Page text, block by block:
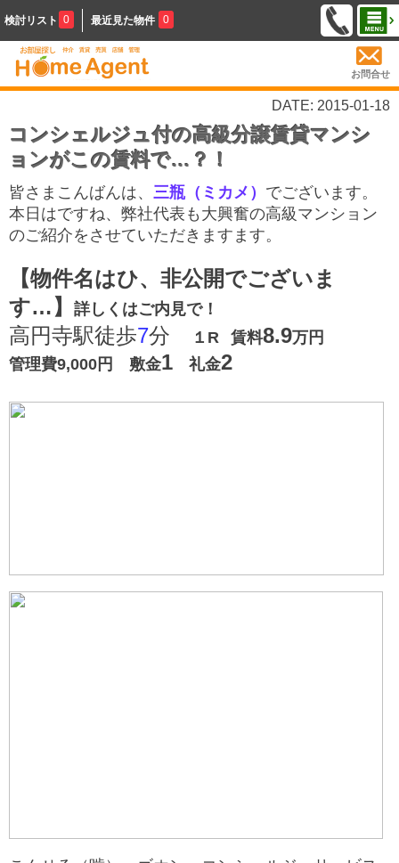
検討リスト 0 最近見た物件 0
お問合せ
DATE: 2015-01-18
コンシェルジュ付の高級分譲賃貸マンシ
ョンがこの賃料で…？！
皆さまこんばんは、 三瓶（ミカメ） でございます。
本日はですね、弊社代表も大興奮の高級マンション
のご紹介をさせていただきますます。
【物件名はひ、非公開でございま
す…】
詳しくはご内見で！
高円寺駅徒歩7分 １R 賃料8.9万円
管理費9,000 円 敷金1 礼金2